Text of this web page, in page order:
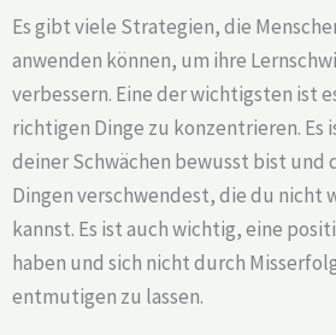
Es gibt viele Strategien, die
anwenden können, um ihre
verbessern. Eine der wichtigsten ist
richtigen Dinge zu konzentrieren. Es
deiner Schwächen bewusst bist und
Dingen verschwendest, die du nicht
kannst. Es ist auch wichtig, eine
haben und sich nicht durch
entmutigen zu lassen.